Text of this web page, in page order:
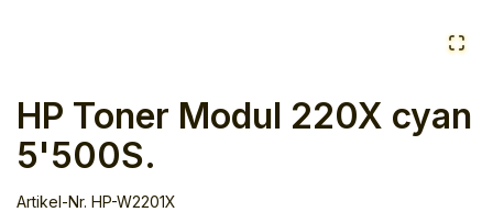
HP Toner Modul 220X cyan
5'500S.
Artikel-Nr. HP-W2201X